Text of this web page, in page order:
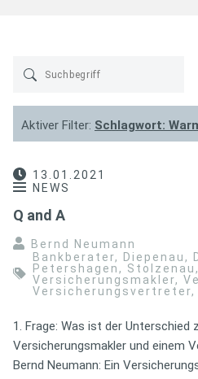
Aktiver Filter: Schlagwort:
13.01.2021
NEWS
Q and A
Bernd Neumann
Bankberater, Diepenau,
Petershagen, Stolzenau,
Versicherungsmakler,
Versicherungsvertreter,
1. Frage: Was ist der Unterschied
Versicherungsmakler und einem
Bernd Neumann: Ein